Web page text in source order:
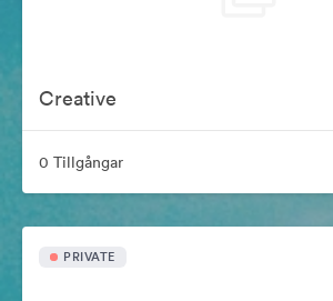
Creative
0 Tillgångar
PRIVATE